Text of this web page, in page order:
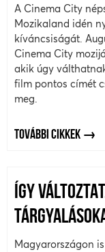
A Cinema City
Mozikaland idén
kíváncsiságát.
Cinema City
akik úgy
film pontos címét
meg.
TOVÁBBI CIKKEK
ÍGY
Magyarországon